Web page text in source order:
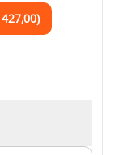
427,00)